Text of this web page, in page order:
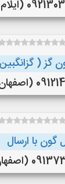
(ایلام)
گز (
(اصفهان)
با ارسال
(اصفهان)